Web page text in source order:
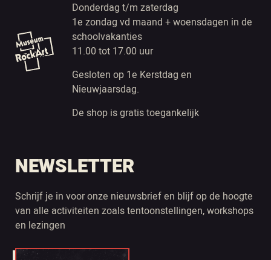
Donderdag t/m zaterdag
1e zondag vd maand + woensdagen in de
schoolvakanties
11.00 tot 17.00 uur
Gesloten op 1e Kerstdag en
Nieuwjaarsdag.
De shop is gratis toegankelijk
NEWSLETTER
Schrijf je in voor onze nieuwsbrief en blijf op de hoogte
van alle activiteiten zoals tentoonstellingen, workshops
en lezingen